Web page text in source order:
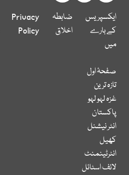
ایکسپریس
کے بارے
میں
ضابطہ
اخلاق
Privacy
Policy
صفحۂ اول
تازہ ترین
غزہ لہو لہو
پاکستان
انٹر نیشنل
کھیل
انٹرٹینمنٹ
لائف اسٹائل